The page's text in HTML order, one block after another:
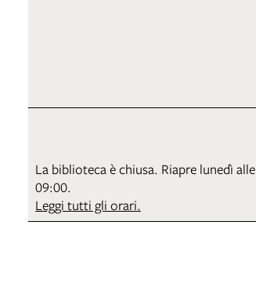
La biblioteca è chiusa. Riapre lunedì alle
09:00.
Leggi tutti gli orari.